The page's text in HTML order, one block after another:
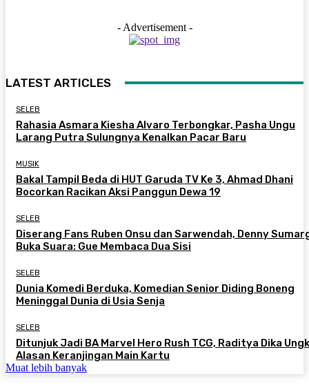
- Advertisement -
LATEST ARTICLES
SELEB
Rahasia Asmara Kiesha Alvaro Terbongkar, Pasha Ungu
Larang Putra Sulungnya Kenalkan Pacar Baru
MUSIK
Bakal Tampil Beda di HUT Garuda TV Ke 3, Ahmad Dhani
Bocorkan Racikan Aksi Panggun Dewa 19
SELEB
Diserang Fans Ruben Onsu dan Sarwendah, Denny
Buka Suara: Gue Membaca Dua Sisi
SELEB
Dunia Komedi Berduka, Komedian Senior Diding Boneng
Meninggal Dunia di Usia Senja
SELEB
Ditunjuk Jadi BA Marvel Hero Rush TCG, Raditya Dika
Alasan Keranjingan Main Kartu
Muat lebih banyak